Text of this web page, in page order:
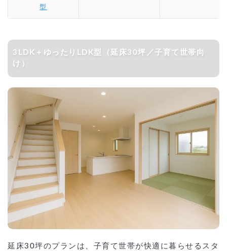
型
3LDK＋ゆったりLDK型（延床30坪／子育て世帯向
け）
延床30坪のプランは、子育て世帯が快適に暮らせるスタ